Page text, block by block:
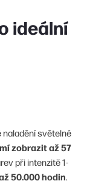
ideální
naladění světelné
zobrazit až 57
při intenzitě 1-
50.000 hodin.